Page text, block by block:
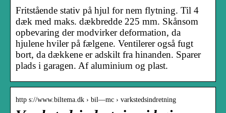
Fritstående stativ på hjul for nem flytning. Til 4
dæk med maks. dækbredde 225 mm. Skånsom
opbevaring der modvirker deformation, da
hjulene hviler på fælgene. Ventilerer også fugt
bort, da dækkene er adskilt fra hinanden. Sparer
plads i garagen. Af aluminium og plast.
http s://www.biltema.dk › bil—mc › varkstedsindretning